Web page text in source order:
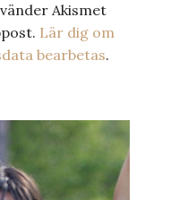
Akismet
Lär dig om
bearbetas.